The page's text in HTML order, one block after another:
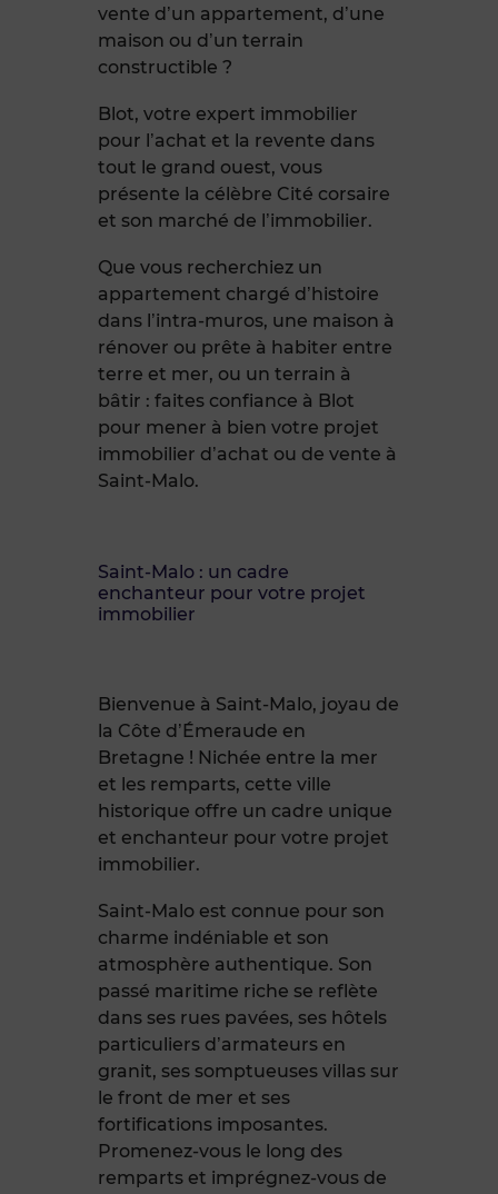
vente d’un appartement, d’une
maison ou d’un terrain
constructible ?
Blot, votre expert immobilier
pour l’achat et la revente dans
tout le grand ouest, vous
présente la célèbre Cité corsaire
et son marché de l’immobilier.
Que vous recherchiez un
appartement chargé d’histoire
dans l’intra-muros, une maison à
rénover ou prête à habiter entre
terre et mer, ou un terrain à
bâtir : faites confiance à Blot
pour mener à bien votre projet
immobilier d’achat ou de vente à
Saint-Malo.
Saint-Malo : un cadre
enchanteur pour votre projet
immobilier
Bienvenue à Saint-Malo, joyau de
la Côte d’Émeraude en
Bretagne ! Nichée entre la mer
et les remparts, cette ville
historique offre un cadre unique
et enchanteur pour votre projet
immobilier.
Saint-Malo est connue pour son
charme indéniable et son
atmosphère authentique. Son
passé maritime riche se reflète
dans ses rues pavées, ses hôtels
particuliers d’armateurs en
granit, ses somptueuses villas sur
le front de mer et ses
fortifications imposantes.
Promenez-vous le long des
remparts et imprégnez-vous de